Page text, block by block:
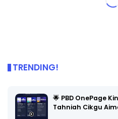
TRENDING!
🌟 PBD OnePage
Tahniah Cikgu